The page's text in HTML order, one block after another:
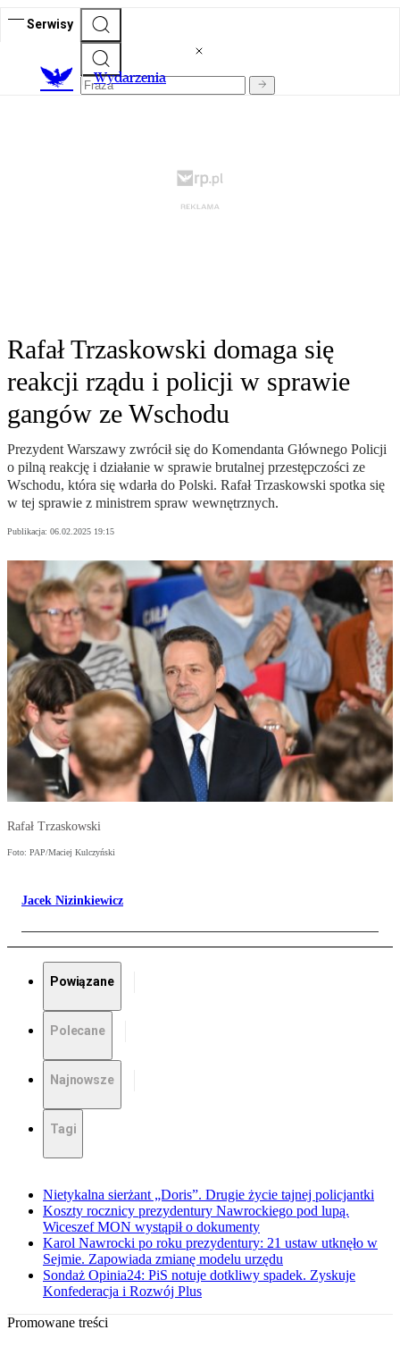
Serwisy
Wydarzenia
Rafał Trzaskowski domaga się
reakcji rządu i policji w sprawie
gangów ze Wschodu
Prezydent Warszawy zwrócił się do Komendanta Głównego Policji
o pilną reakcję i działanie w sprawie brutalnej przestępczości ze
Wschodu, która się wdarła do Polski. Rafał Trzaskowski spotka się
w tej sprawie z ministrem spraw wewnętrznych.
Publikacja: 06.02.2025 19:15
Rafał Trzaskowski
Foto: PAP/Maciej Kulczyński
Jacek Nizinkiewicz
Powiązane
Polecane
Najnowsze
Tagi
Nietykalna sierżant „Doris”. Drugie życie tajnej policjantki
Koszty rocznicy prezydentury Nawrockiego pod lupą.
Wiceszef MON wystąpił o dokumenty
Karol Nawrocki po roku prezydentury: 21 ustaw utknęło w
Sejmie. Zapowiada zmianę modelu urzędu
Sondaż Opinia24: PiS notuje dotkliwy spadek. Zyskuje
Konfederacja i Rozwój Plus
Promowane treści